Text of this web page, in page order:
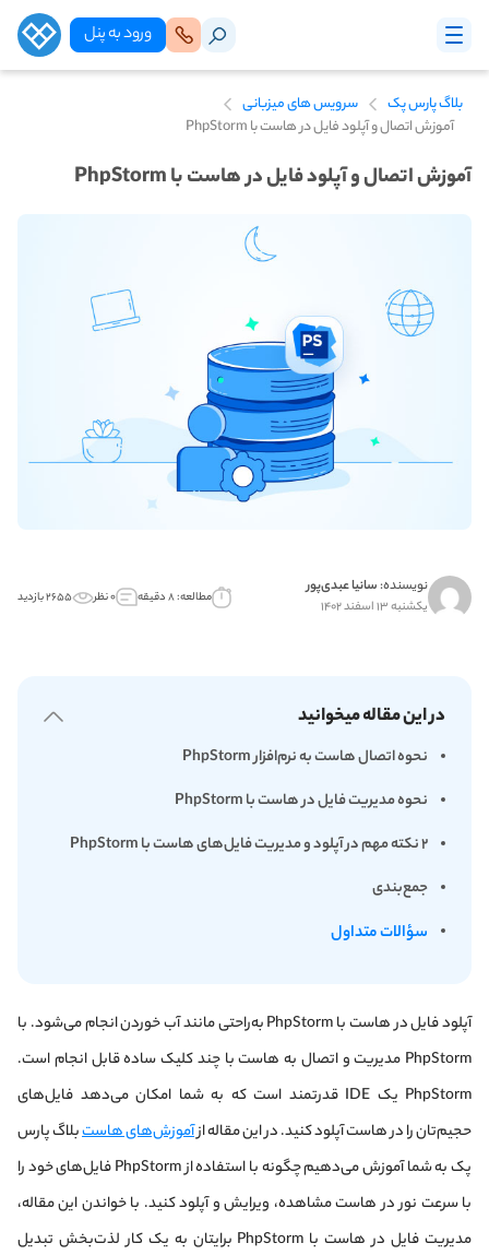
ورود‌ به‌ پنل
بلاگ پارس پک
سرویس های میزبانی
آموزش اتصال و آپلود فایل در هاست با PhpStorm
آموزش اتصال و آپلود فایل در هاست با PhpStorm
نویسنده: سانیا عبدی‌پور
یکشنبه ۱۳ اسفند ۱۴۰۲ مطالعه: ۸ دقیقه ۰ نظر ۲۶۵۵ بازدید
در این مقاله میخوانید
نحوه اتصال هاست به نرم‌افزار PhpStorm
نحوه مدیریت فایل در هاست با PhpStorm
۲ نکته مهم در آپلود و مدیریت فایل‌های هاست با PhpStorm
جمع‌بندی
سؤالات متداول
آپلود فایل در هاست با PhpStorm به‌راحتی مانند آب خوردن انجام می‌شود. با
PhpStorm مدیریت و اتصال به هاست با چند کلیک ساده قابل انجام است.
PhpStorm یک IDE قدرتمند است که به شما امکان می‌دهد فایل‌های
حجیم‌تان را در هاست آپلود کنید. در این مقاله ازآموزش‌های هاستبلاگ پارس
پک به شما آموزش می‌دهیم چگونه با استفاده از PhpStorm فایل‌های خود را
با سرعت نور در هاست مشاهده،‌ ویرایش و آپلود کنید. با خواندن این مقاله،
مدیریت فایل در هاست با PhpStorm برایتان به یک کار لذت‌بخش تبدیل